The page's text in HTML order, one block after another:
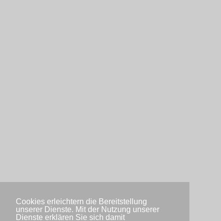
Cookies erleichtern die Bereitstellung
unserer Dienste. Mit der Nutzung unserer
Dienste erklären Sie sich damit